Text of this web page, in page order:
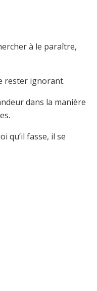
à le paraître,
rester ignorant.
dans la manière
qu’il fasse, il se